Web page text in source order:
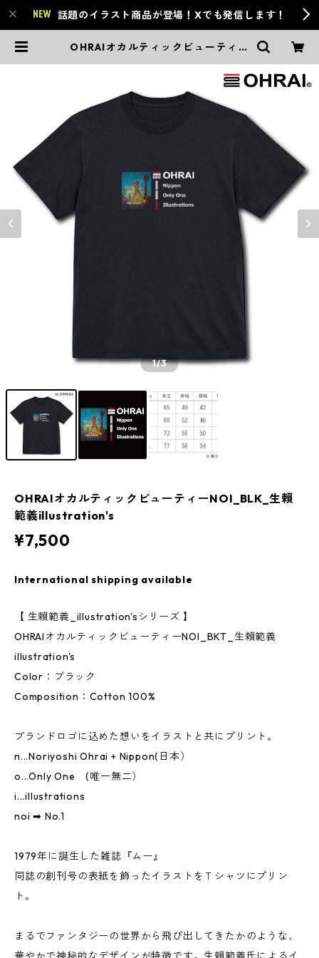
話題のイラスト商品が登場！Xでも発信します！
OHRAIオカルティックビューティー
1/3
OHRAIオカルティックビューティーNOI_BLK_生賴
範義illustration's
¥7,500
International shipping available
【 生賴範義_illustration'sシリーズ 】
OHRAIオカルティックビューティーNOI_BKT_生賴範義
illustration's
Color：ブラック
Composition：Cotton 100%
ブランドロゴに込めた想いをイラストと共にプリント。
n...Noriyoshi Ohrai + Nippon(日本）
o...Only One (唯一無二）
i...illustrations
noi ➡ No.1
1979年に誕生した雑誌『ムー』
同誌の創刊号の表紙を飾ったイラストをＴシャツにプリン
ト。
まるでファンタジーの世界から飛び出してきたかのような、